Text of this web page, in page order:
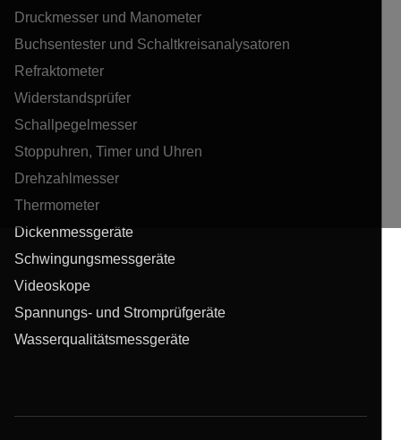
Druckmesser und Manometer
Buchsentester und Schaltkreisanalysatoren
Refraktometer
Widerstandsprüfer
Schallpegelmesser
Stoppuhren, Timer und Uhren
Drehzahlmesser
Thermometer
Dickenmessgeräte
Schwingungsmessgeräte
Videoskope
Spannungs- und Stromprüfgeräte
Wasserqualitätsmessgeräte